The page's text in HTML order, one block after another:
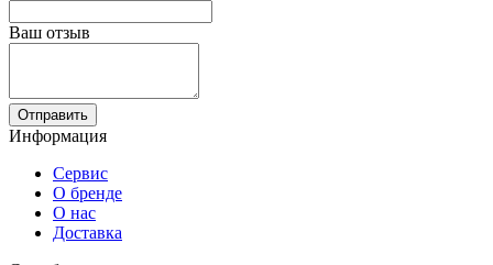
Ваш отзыв
Отправить
Информация
Сервис
О бренде
О нас
Доставка